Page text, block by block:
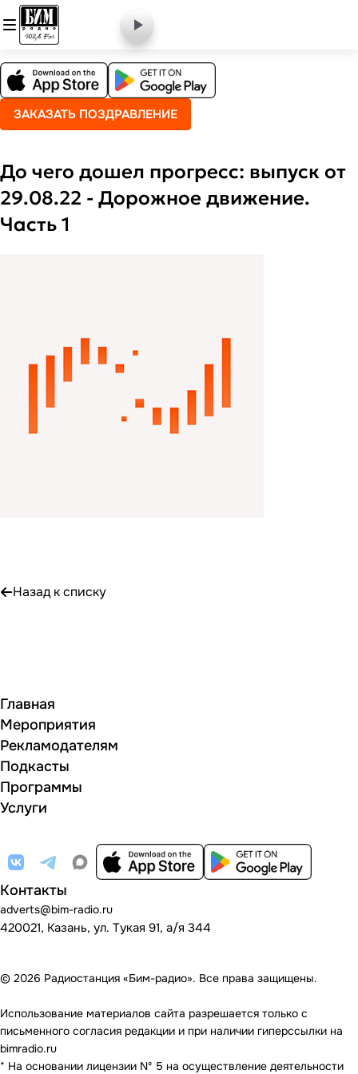
ЗАКАЗАТЬ ПОЗДРАВЛЕНИЕ
До чего дошел прогресс: выпуск от
29.08.22 - Дорожное движение.
Часть 1
Назад к списку
Главная
Мероприятия
Рекламодателям
Подкасты
Программы
Услуги
Контакты
adverts@bim-radio.ru
420021, Казань, ул. Тукая 91, а/я 344
© 2026 Радиостанция «Бим-радио». Все права защищены.
Использование материалов сайта разрешается только с
письменного согласия редакции и при наличии гиперссылки на
bimradio.ru
* На основании лицензии Nº 5 на осуществление деятельности